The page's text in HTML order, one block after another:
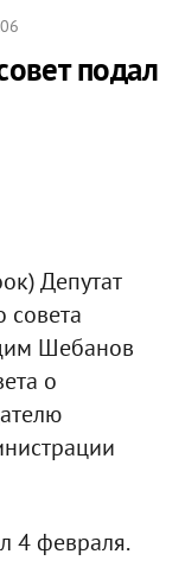
подал
Депутат
совета
Шебанов
о
4 февраля.